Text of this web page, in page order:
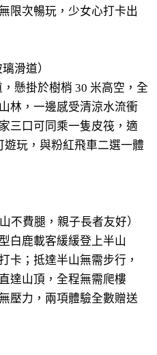
限次暢玩，少女心打卡出
滑道）
懸掛於樹梢 30 米高空，全
林，一邊感受清涼水流衝
三口可同乘一隻皮筏，適
玩，與粉紅飛車二選一體
不費腿，親子長者友好）
白鹿載客緩緩登上半山
卡；抵達半山無需步行，
達山頂，全程無需爬樓
壓力，兩項體驗全數贈送